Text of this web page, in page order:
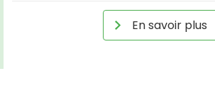
En savoir plus